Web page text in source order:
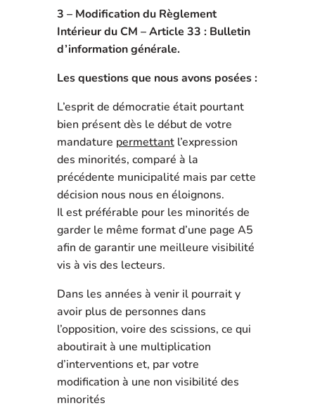
3 – Modification du Règlement
Intérieur du CM – Article 33 : Bulletin
d’information générale.
Les questions que nous avons posées :
L’esprit de démocratie était pourtant
bien présent dès le début de votre
mandature permettantl’expression
des minorités, comparé à la
précédente municipalité mais par cette
décision nous nous en éloignons.
Il est préférable pour les minorités de
garder le même format d’une page A5
afin de garantir une meilleure visibilité
vis à vis des lecteurs.
Dans les années à venir il pourrait y
avoir plus de personnes dans
l’opposition, voire des scissions, ce qui
aboutirait à une multiplication
d’interventions et, par votre
modification à une non visibilité des
minorités